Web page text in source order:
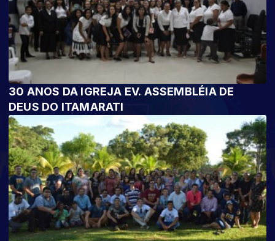
30 ANOS DA IGREJA EV. ASSEMBLÉIA DE
DEUS DO ITAMARATI